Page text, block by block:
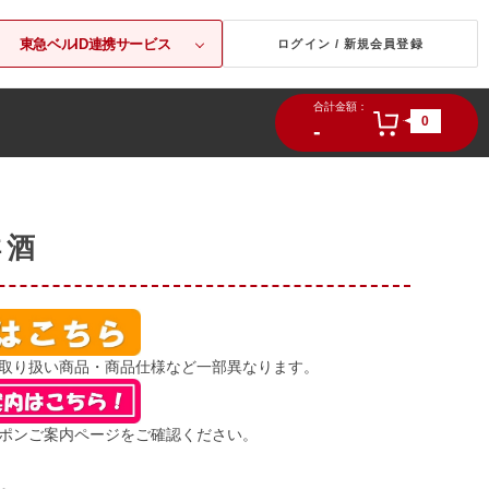
東急ベルID連携サービス ログイン / 新規会員登録
合計金額：
- 0
い商品・商品仕様など一部異なります。
ご案内ページをご確認ください。